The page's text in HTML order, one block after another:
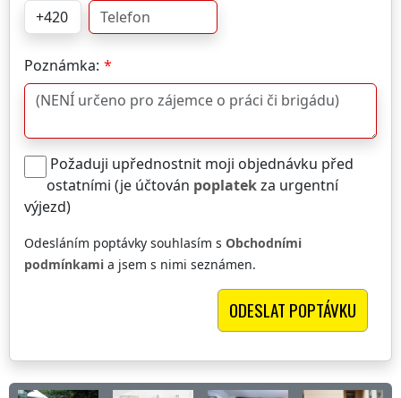
Poznámka:
Požaduji upřednostnit moji objednávku před
ostatními (je účtován poplatekza urgentní
výjezd)
Odesláním poptávky souhlasím s Obchodními
podmínkami a jsem s nimi seznámen.